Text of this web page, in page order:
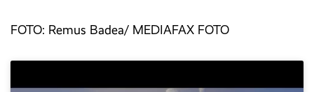
FOTO: Remus Badea/ MEDIAFAX FOTO